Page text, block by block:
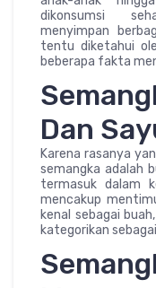
dikonsumsi
menyimpan
tentu diketahui
beberapa fakta
Dan
Karena rasanya
semangka adalah
termasuk dalam
mencakup
kenal sebagai
kategorikan